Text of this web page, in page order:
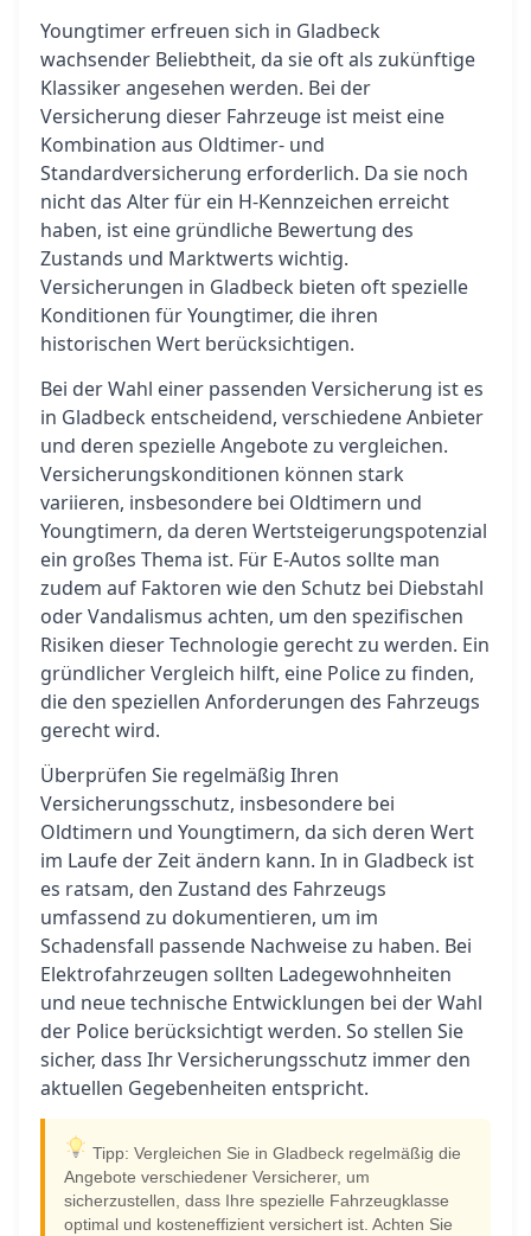
Youngtimer erfreuen sich in Gladbeck
wachsender Beliebtheit, da sie oft als zukünftige
Klassiker angesehen werden. Bei der
Versicherung dieser Fahrzeuge ist meist eine
Kombination aus Oldtimer- und
Standardversicherung erforderlich. Da sie noch
nicht das Alter für ein H-Kennzeichen erreicht
haben, ist eine gründliche Bewertung des
Zustands und Marktwerts wichtig.
Versicherungen in Gladbeck bieten oft spezielle
Konditionen für Youngtimer, die ihren
historischen Wert berücksichtigen.
Bei der Wahl einer passenden Versicherung ist es
in Gladbeck entscheidend, verschiedene Anbieter
und deren spezielle Angebote zu vergleichen.
Versicherungskonditionen können stark
variieren, insbesondere bei Oldtimern und
Youngtimern, da deren Wertsteigerungspotenzial
ein großes Thema ist. Für E-Autos sollte man
zudem auf Faktoren wie den Schutz bei Diebstahl
oder Vandalismus achten, um den spezifischen
Risiken dieser Technologie gerecht zu werden. Ein
gründlicher Vergleich hilft, eine Police zu finden,
die den speziellen Anforderungen des Fahrzeugs
gerecht wird.
Überprüfen Sie regelmäßig Ihren
Versicherungsschutz, insbesondere bei
Oldtimern und Youngtimern, da sich deren Wert
im Laufe der Zeit ändern kann. In in Gladbeck ist
es ratsam, den Zustand des Fahrzeugs
umfassend zu dokumentieren, um im
Schadensfall passende Nachweise zu haben. Bei
Elektrofahrzeugen sollten Ladegewohnheiten
und neue technische Entwicklungen bei der Wahl
der Police berücksichtigt werden. So stellen Sie
sicher, dass Ihr Versicherungsschutz immer den
aktuellen Gegebenheiten entspricht.
Tipp: Vergleichen Sie in Gladbeck regelmäßig die
Angebote verschiedener Versicherer, um
sicherzustellen, dass Ihre spezielle Fahrzeugklasse
optimal und kosteneffizient versichert ist. Achten Sie